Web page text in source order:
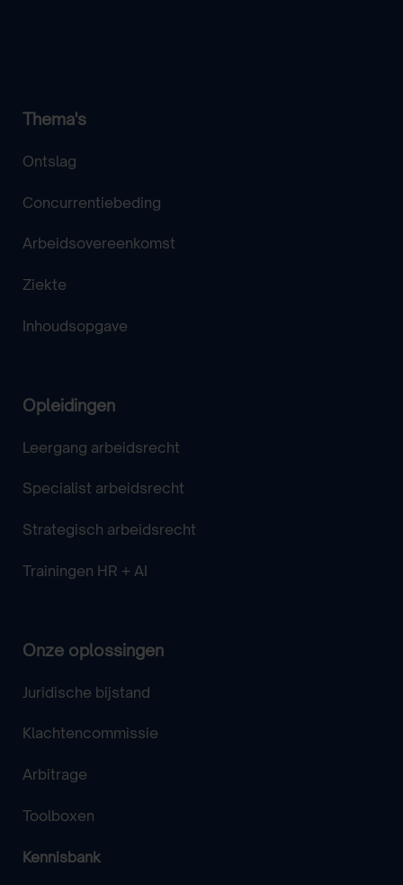
Thema's
Ontslag
Concurrentiebeding
Arbeidsovereenkomst
Ziekte
Inhoudsopgave
Opleidingen
Leergang arbeidsrecht
Specialist arbeidsrecht
Strategisch arbeidsrecht
Trainingen HR + AI
Onze oplossingen
Juridische bijstand
Klachtencommissie
Arbitrage
Toolboxen
Kennisbank